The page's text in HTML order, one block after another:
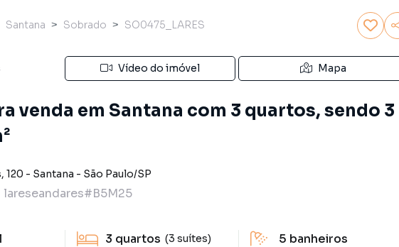
Santana Sobrado SO0475_LARES
Vídeo do imóvel Mapa
venda em Santana com 3 quartos, sendo 3
, 120 - Santana - São Paulo/SP
lareseandares#B5M25
3 quartos (3 suítes) 5 banheiros